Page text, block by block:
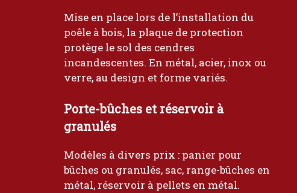
Mise en place lors de l’installation du
poêle à bois, la plaque de protection
protège le sol des cendres
incandescentes. En métal, acier, inox ou
verre, au design et forme variés.
Porte-bûches et réservoir à
granulés
Modèles à divers prix : panier pour
bûches ou granulés, sac, range-bûches en
métal, réservoir à pellets en métal.